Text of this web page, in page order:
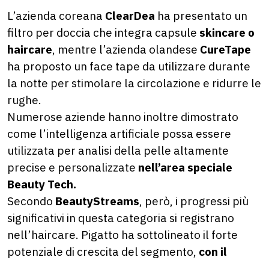
L’azienda coreana ClearDea ha presentato un
filtro per doccia che integra capsule skincare o
haircare, mentre l’azienda olandese CureTape
ha proposto un face tape da utilizzare durante
la notte per stimolare la circolazione e ridurre le
rughe.
Numerose aziende hanno inoltre dimostrato
come l’intelligenza artificiale possa essere
utilizzata per analisi della pelle altamente
precise e personalizzate nell’area speciale
Beauty Tech.
Secondo BeautyStreams, però, i progressi più
significativi in questa categoria si registrano
nell’haircare. Pigatto ha sottolineato il forte
potenziale di crescita del segmento, con il